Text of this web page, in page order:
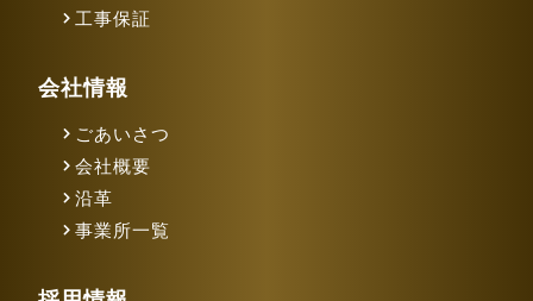
工事保証
会社情報
ごあいさつ
会社概要
沿革
事業所一覧